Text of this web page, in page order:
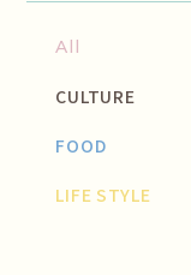
All
CULTURE
FOOD
LIFE STYLE